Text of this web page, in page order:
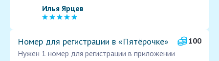
Илья Ярцев
Номер для регистрации в «Пятёрочке»
100
Нужен 1 номер для регистрации в приложении